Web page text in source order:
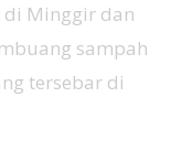
di Minggir dan
sampah
tersebar di